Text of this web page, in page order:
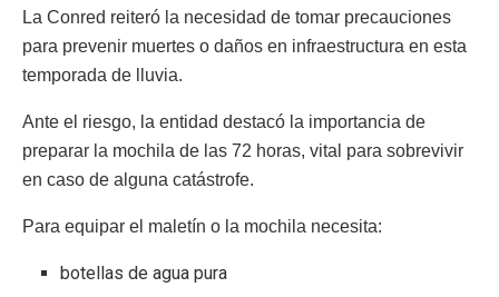
La Conred reiteró la necesidad de tomar precauciones
para prevenir muertes o daños en infraestructura en esta
temporada de lluvia.
Ante el riesgo, la entidad destacó la importancia de
preparar la mochila de las 72 horas, vital para sobrevivir
en caso de alguna catástrofe.
Para equipar el maletín o la mochila necesita:
botellas de agua pura